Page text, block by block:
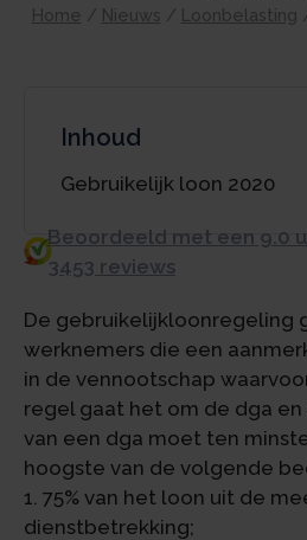
Home / Nieuws / Loonbelasting
Inhoud
Gebruikelijk loon 2020
Beoordeeld met een 9.0
3453 reviews
De gebruikelijkloonregeling
werknemers die een
in de vennootschap
regel gaat het om de dga
van een dga moet ten
hoogste van de volgende
1. 75% van het loon uit de
dienstbetrekking;